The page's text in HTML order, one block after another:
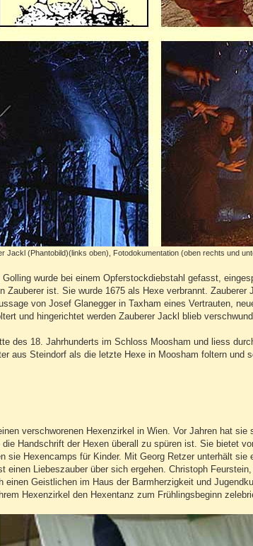
Jackl (Phantobild)(links oben), Fotodokumentation (oben rechts und
wurde bei einem Opferstockdiebstahl gefasst,
Zauberer ist. Sie wurde 1675 als Hexe verbrannt.
von Josef Glanegger in Taxham eines Vertrauten,
und hingerichtet werden Zauberer Jackl blieb
des 18. Jahrhunderts im Schloss Moosham und liess
aus Steindorf als die letzte Hexe in Moosham foltern und
verschworenen Hexenzirkel in Wien. Vor Jahren hat
Handschrift der Hexen überall zu spüren ist. Sie bietet
sie Hexencamps für Kinder. Mit Georg Retzer unterhält
einen Liebeszauber über sich ergehen. Christoph
einen Geistlichen im Haus der Barmherzigkeit und
Hexenzirkel den Hexentanz zum Frühlingsbeginn